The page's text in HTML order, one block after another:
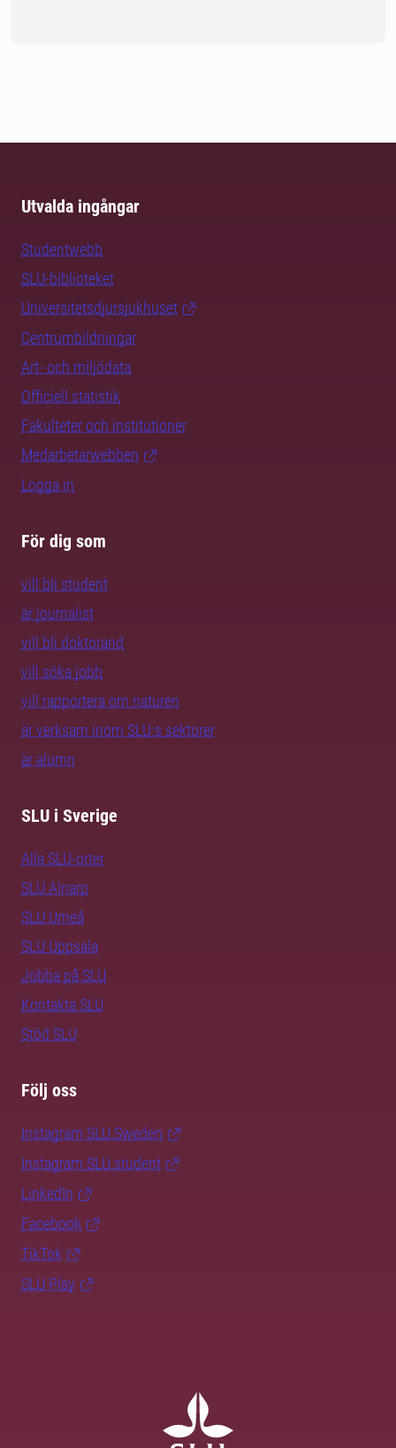
Utvalda ingångar
Studentwebb
SLU-biblioteket
Universitetsdjursjukhuset
Centrumbildningar
Art- och miljödata
Officiell statistik
Fakulteter och institutioner
Medarbetarwebben
Logga in
För dig som
vill bli student
är journalist
vill bli doktorand
vill söka jobb
vill rapportera om naturen
är verksam inom SLU:s sektorer
är alumn
SLU i Sverige
Alla SLU-orter
SLU Alnarp
SLU Umeå
SLU Uppsala
Jobba på SLU
Kontakta SLU
Stöd SLU
Följ oss
Instagram SLU.Sweden
Instagram SLU.student
LinkedIn
Facebook
TikTok
SLU Play